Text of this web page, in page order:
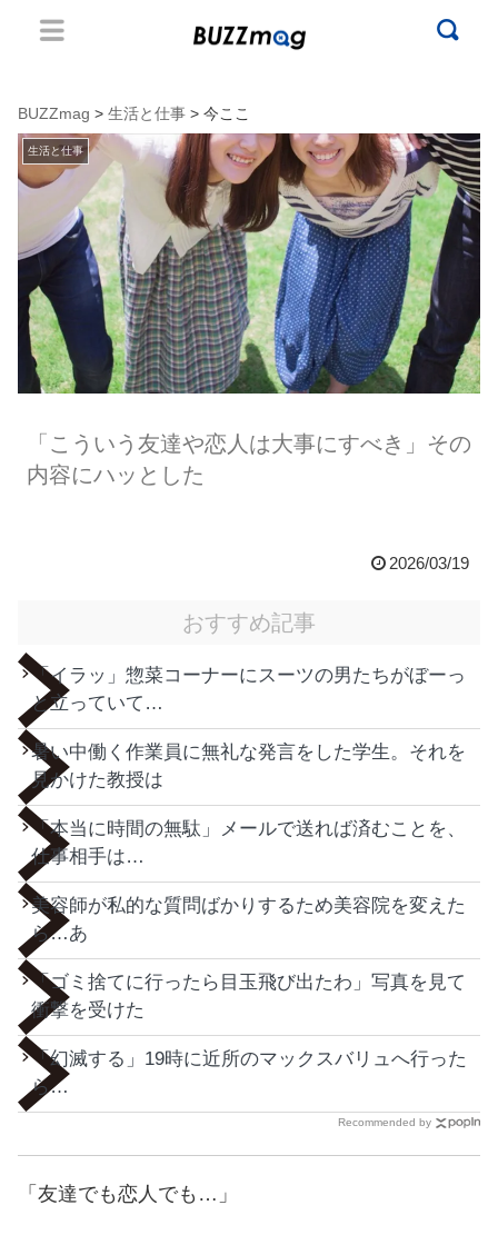
BUZZmag > 生活と仕事 > 今ここ
生活と仕事
「こういう友達や恋人は大事にすべき」その
内容にハッとした
2026/03/19
おすすめ記事
「イラッ」惣菜コーナーにスーツの男たちがぼーっ
と立っていて…
暑い中働く作業員に無礼な発言をした学生。それを
見かけた教授は
「本当に時間の無駄」メールで送れば済むことを、
仕事相手は…
美容師が私的な質問ばかりするため美容院を変えた
ら…あ
「ゴミ捨てに行ったら目玉飛び出たわ」写真を見て
衝撃を受けた
「幻滅する」19時に近所のマックスバリュへ行った
ら…
Recommended by
「友達でも恋人でも…」